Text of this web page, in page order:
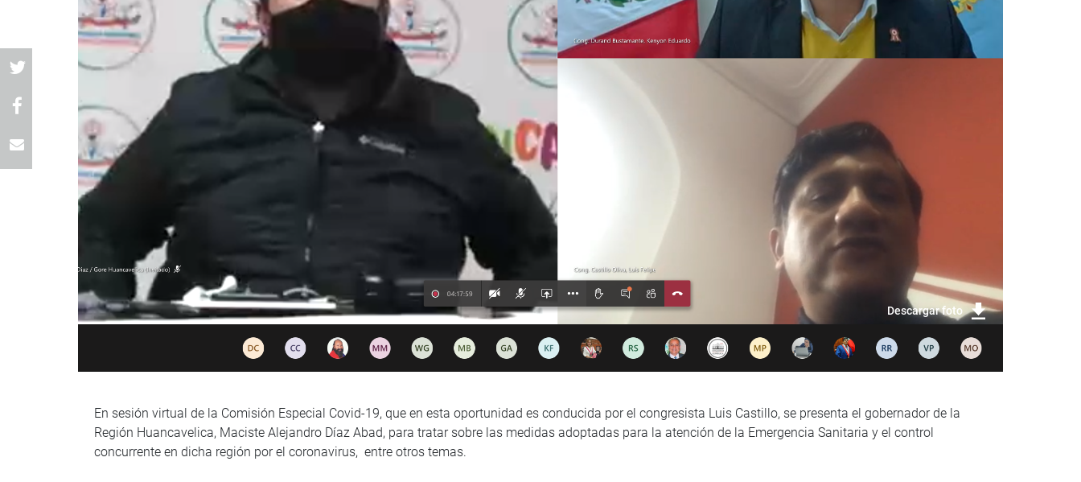
Descargar foto
En sesión virtual de la Comisión Especial Covid-19, que en esta oportunidad es conducida por el congresista Luis Castillo, se presenta el gobernador de la
Región Huancavelica, Maciste Alejandro Díaz Abad, para tratar sobre las medidas adoptadas para la atención de la Emergencia Sanitaria y el control
concurrente en dicha región por el coronavirus, entre otros temas.